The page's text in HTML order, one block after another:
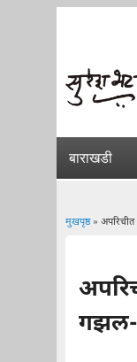
मुखपृष्ठ» अपरिचीत
गझल-